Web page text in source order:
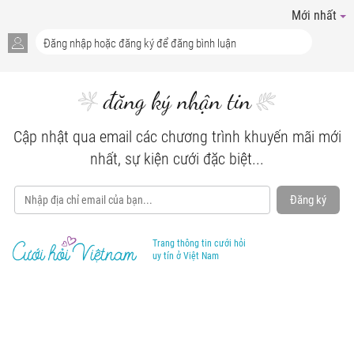
Mới nhất
đăng ký nhận tin
Cập nhật qua email các chương trình khuyến mãi mới
nhất, sự kiện cưới đặc biệt...
Đăng ký
Trang thông tin cưới hỏi
uy tín ở Việt Nam